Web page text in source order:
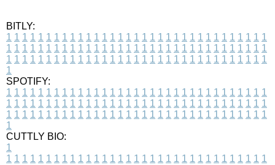
BITLY:
1 1 1 1 1 1 1 1 1 1 1 1 1 1 1 1 1 1 1 1 1 1 1 1 1 1 1 1 1 1 1 1 1
1 1 1 1 1 1 1 1 1 1 1 1 1 1 1 1 1 1 1 1 1 1 1 1 1 1 1 1 1 1 1 1 1
1 1 1 1 1 1 1 1 1 1 1 1 1 1 1 1 1 1 1 1 1 1 1 1 1 1 1 1 1 1 1 1 1
1
SPOTIFY:
1 1 1 1 1 1 1 1 1 1 1 1 1 1 1 1 1 1 1 1 1 1 1 1 1 1 1 1 1 1 1 1 1
1 1 1 1 1 1 1 1 1 1 1 1 1 1 1 1 1 1 1 1 1 1 1 1 1 1 1 1 1 1 1 1 1
1 1 1 1 1 1 1 1 1 1 1 1 1 1 1 1 1 1 1 1 1 1 1 1 1 1 1 1 1 1 1 1 1
1
CUTTLY BIO:
1
1 1 1 1 1 1 1 1 1 1 1 1 1 1 1 1 1 1 1 1 1 1 1 1 1 1 1 1 1 1 1 1 1